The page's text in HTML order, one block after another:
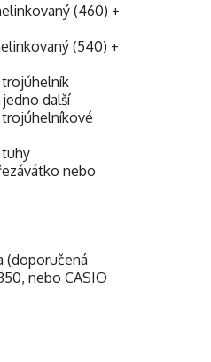
(460) +
(540) +
trojúhelník
jedno další
tuhy
nebo
(doporučená
nebo CASIO